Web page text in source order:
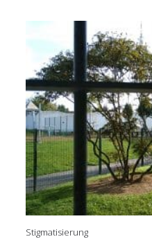
Stigmatisierung